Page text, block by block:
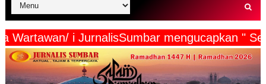
Beserta Wartawan/ i JurnalisSumbar